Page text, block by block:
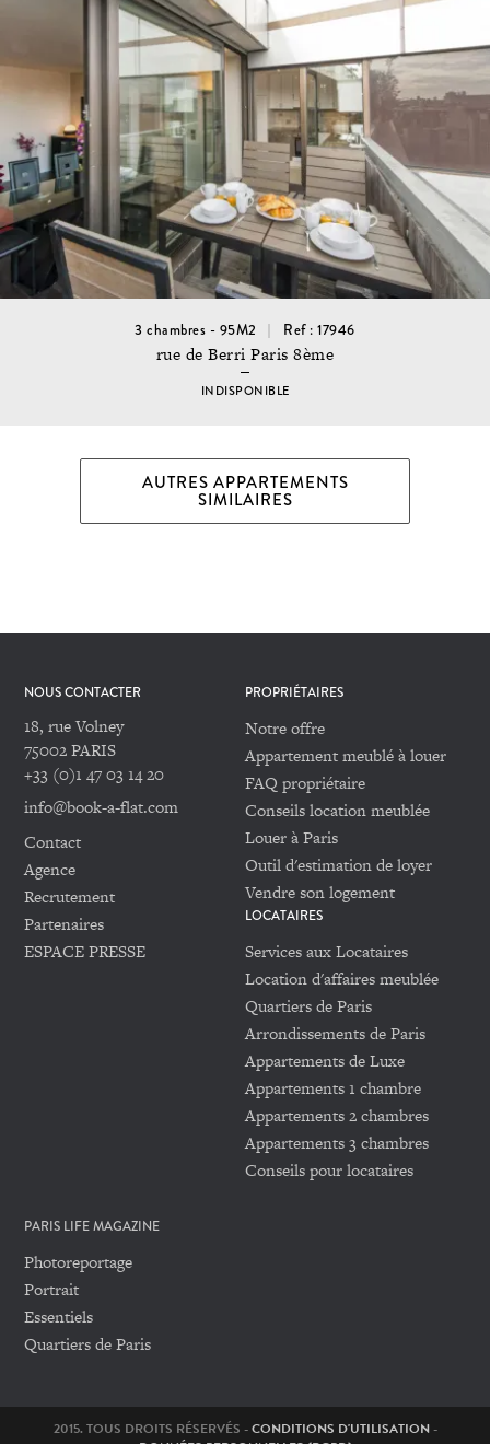
3 chambres - 95M2 Ref : 17946
rue de Berri Paris 8ème
INDISPONIBLE
AUTRES APPARTEMENTS
SIMILAIRES
NOUS CONTACTER
18, rue Volney
75002 PARIS
+33 (0)1 47 03 14 20
info@book-a-flat.com
Contact
Agence
Recrutement
Partenaires
ESPACE PRESSE
PROPRIÉTAIRES
Notre offre
Appartement meublé à louer
FAQ propriétaire
Conseils location meublée
Louer à Paris
Outil d'estimation de loyer
Vendre son logement
LOCATAIRES
Services aux Locataires
Location d'affaires meublée
Quartiers de Paris
Arrondissements de Paris
Appartements de Luxe
Appartements 1 chambre
Appartements 2 chambres
Appartements 3 chambres
Conseils pour locataires
PARIS LIFE MAGAZINE
Photoreportage
Portrait
Essentiels
Quartiers de Paris
2015. TOUS DROITS RÉSERVÉS -CONDITIONS D'UTILISATION-